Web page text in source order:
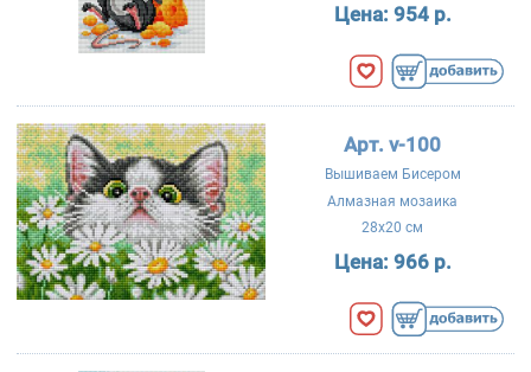
Цена: 954 р.
Арт. v-100
Вышиваем Бисером
Алмазная мозаика
28x20 см
Цена: 966 р.